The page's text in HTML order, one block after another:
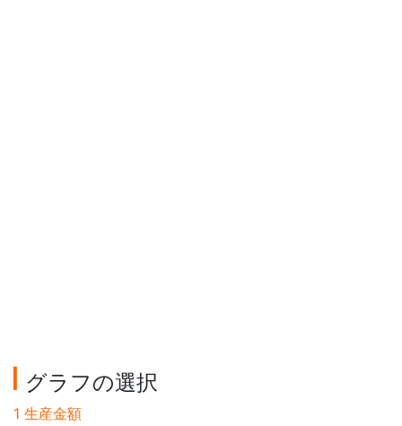
グラフの選択
1 生産金額